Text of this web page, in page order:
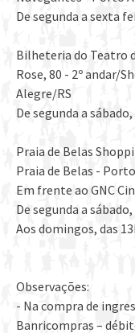
De segunda a sexta
Bilheteria do Teatro
Rose, 80 - 2º andar/
Alegre/RS
De segunda a
Praia de Belas
Praia de Belas -
Em frente ao GNC
De segunda a
Aos domingos, das
Observações:
- Na compra de
Banricompras –